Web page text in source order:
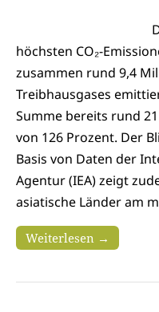
höchsten CO₂-
zusammen rund 9,4
Treibhausgases
Summe bereits rund
von 126 Prozent. Der
Basis von Daten der
Agentur (IEA) zeigt
asiatische Länder am
Weiterlesen →